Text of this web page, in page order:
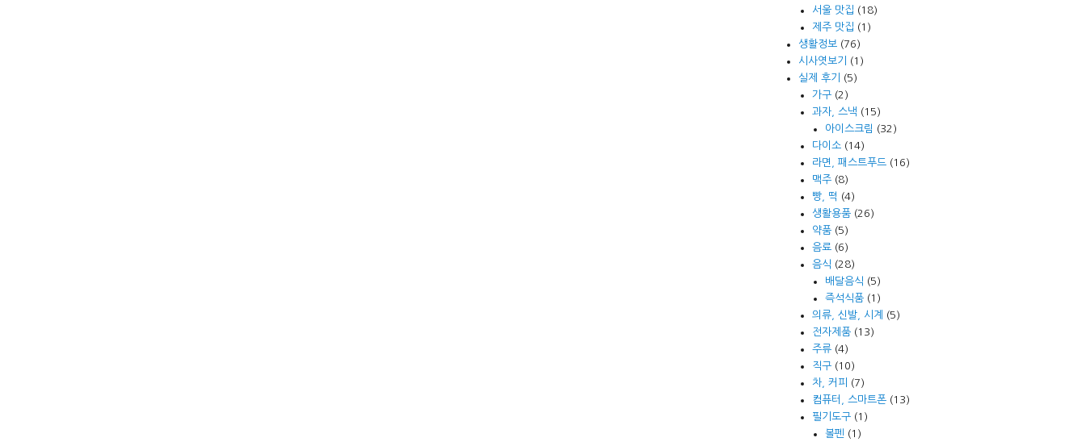
서울 맛집 (18)
제주 맛집 (1)
생활정보 (76)
시사엿보기
(1)
실제 후기
(5)
가구(2)
과자, 스낵 (15)
아이스크림 (32)
다이소(14)
라면, 패스트푸드(16)
맥주(8)
빵, 떡 (4)
생활용품(26)
약품(5)
음료(6)
음식 (28)
배달음식 (5)
즉석식품(1)
의류, 신발, 시계
(5)
전자제품(13)
주류(4)
직구(10)
차, 커피
(7)
컴퓨터, 스마트폰(13)
필기도구(1)
볼펜 (1)